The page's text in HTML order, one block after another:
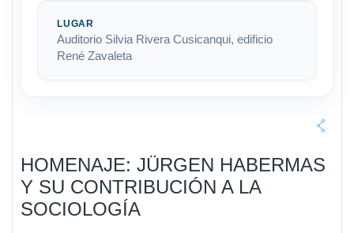
LUGAR
Auditorio Silvia Rivera Cusicanqui, edificio
René Zavaleta
HOMENAJE: JÜRGEN HABERMAS
Y SU CONTRIBUCIÓN A LA
SOCIOLOGÍA